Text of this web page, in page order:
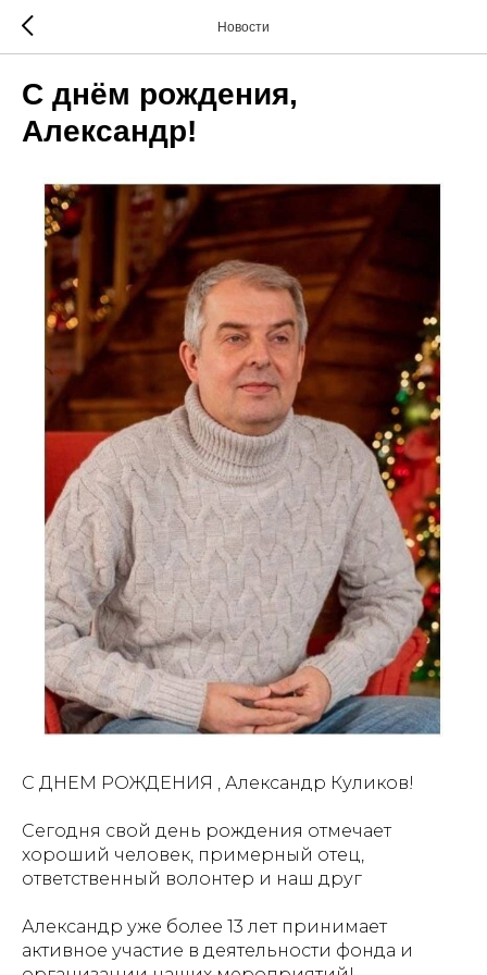
Новости
С днём рождения,
Александр!
С ДНЕМ РОЖДЕНИЯ , Александр Куликов!
Сегодня свой день рождения отмечает
хороший человек, примерный отец,
ответственный волонтер и наш друг
Александр уже более 13 лет принимает
активное участие в деятельности фонда и